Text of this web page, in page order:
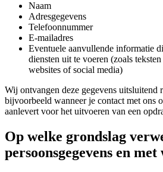
Naam
Adresgegevens
Telefoonnummer
E-mailadres
Eventuele aanvullende informatie
diensten uit te voeren (zoals
websites of social media)
Wij ontvangen deze gegevens uitsluitend
bijvoorbeeld wanneer je contact met ons
aanlevert voor het uitvoeren van een
Op welke grondslag
persoonsgegevens en